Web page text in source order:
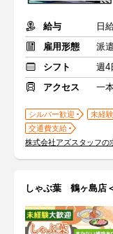
給与
日
雇用形態
派
シフト
週4
アクセス
一
シルバー歓迎 未経
交通費支給
株式会社アズスタッフの
しゃぶ葉 鶴ヶ島店